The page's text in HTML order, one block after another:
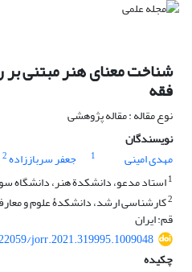
شناخت معنای هنر مبتنی
فقه
نوع مقاله : مقاله پژوهشی
نویسندگان
مهدی امینی
1 جعفر سرباززاده2
1استاد مدعو، دانشکدة هنر، دانشگاه
2کارشناسی ارشد، دانشکدۀ علوم و
قم: ایران
jorr.2021.319995.1009048
چکیده